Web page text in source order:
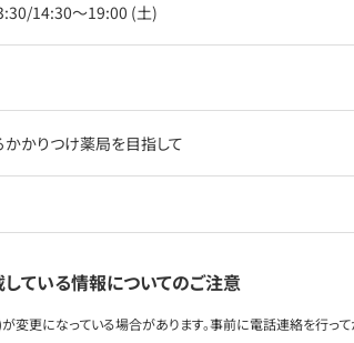
14:30〜19:00 (土)
かりつけ薬局を目指して
ている情報についてのご注意
変更になっている場合があります。事前に電話連絡を行っ